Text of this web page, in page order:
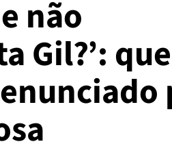
não
Gil?’: